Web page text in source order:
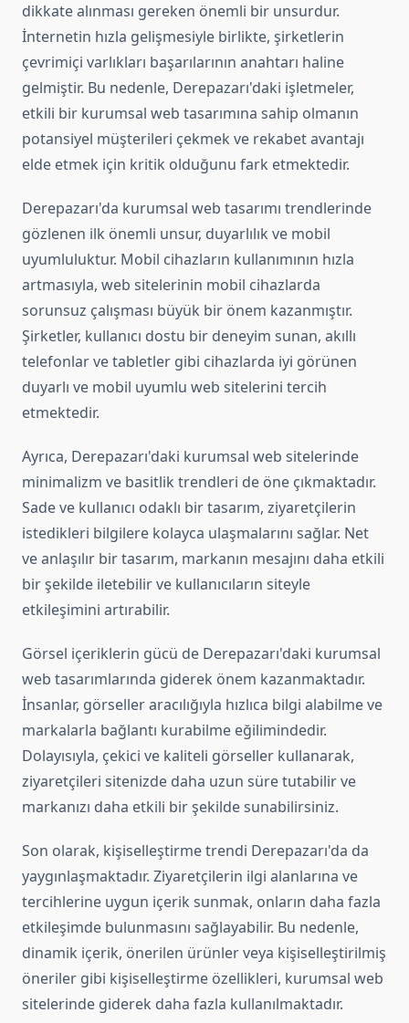
dikkate alınması gereken önemli bir unsurdur.
İnternetin hızla gelişmesiyle birlikte, şirketlerin
çevrimiçi varlıkları başarılarının anahtarı haline
gelmiştir. Bu nedenle, Derepazarı'daki işletmeler,
etkili bir kurumsal web tasarımına sahip olmanın
potansiyel müşterileri çekmek ve rekabet avantajı
elde etmek için kritik olduğunu fark etmektedir.
Derepazarı'da kurumsal web tasarımı trendlerinde
gözlenen ilk önemli unsur, duyarlılık ve mobil
uyumluluktur. Mobil cihazların kullanımının hızla
artmasıyla, web sitelerinin mobil cihazlarda
sorunsuz çalışması büyük bir önem kazanmıştır.
Şirketler, kullanıcı dostu bir deneyim sunan, akıllı
telefonlar ve tabletler gibi cihazlarda iyi görünen
duyarlı ve mobil uyumlu web sitelerini tercih
etmektedir.
Ayrıca, Derepazarı'daki kurumsal web sitelerinde
minimalizm ve basitlik trendleri de öne çıkmaktadır.
Sade ve kullanıcı odaklı bir tasarım, ziyaretçilerin
istedikleri bilgilere kolayca ulaşmalarını sağlar. Net
ve anlaşılır bir tasarım, markanın mesajını daha etkili
bir şekilde iletebilir ve kullanıcıların siteyle
etkileşimini artırabilir.
Görsel içeriklerin gücü de Derepazarı'daki kurumsal
web tasarımlarında giderek önem kazanmaktadır.
İnsanlar, görseller aracılığıyla hızlıca bilgi alabilme ve
markalarla bağlantı kurabilme eğilimindedir.
Dolayısıyla, çekici ve kaliteli görseller kullanarak,
ziyaretçileri sitenizde daha uzun süre tutabilir ve
markanızı daha etkili bir şekilde sunabilirsiniz.
Son olarak, kişiselleştirme trendi Derepazarı'da da
yaygınlaşmaktadır. Ziyaretçilerin ilgi alanlarına ve
tercihlerine uygun içerik sunmak, onların daha fazla
etkileşimde bulunmasını sağlayabilir. Bu nedenle,
dinamik içerik, önerilen ürünler veya kişiselleştirilmiş
öneriler gibi kişiselleştirme özellikleri, kurumsal web
sitelerinde giderek daha fazla kullanılmaktadır.